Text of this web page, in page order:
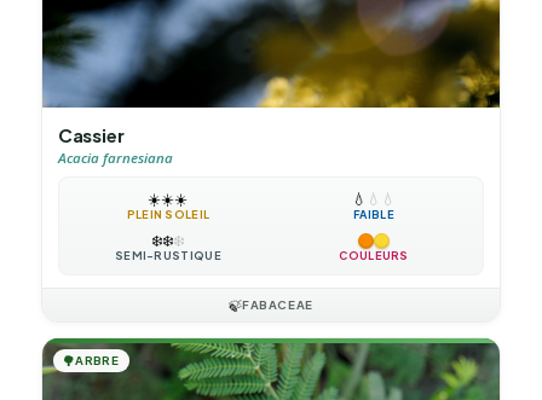
Cassier
Acacia farnesiana
☀️☀️☀️
PLEIN SOLEIL
💧 💧 💧
FAIBLE
❄️❄️❄️
SEMI-RUSTIQUE COULEURS
🍃FABACEAE
🌳ARBRE